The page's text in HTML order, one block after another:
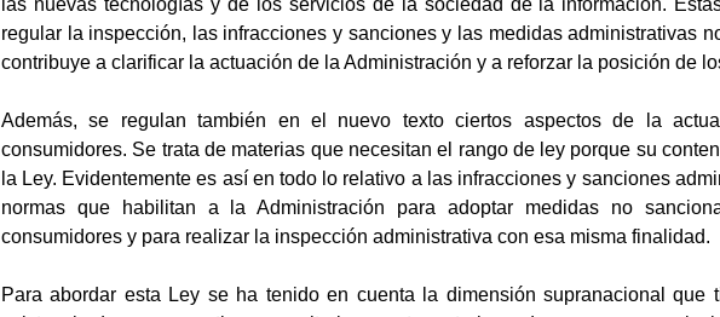
las nuevas tecnologías y de los servicios de la sociedad de la información.
regular la inspección, las infracciones y sanciones y las medidas administrativas
contribuye a clarificar la actuación de la Administración y a reforzar la posición de
Además, se regulan también en el nuevo texto ciertos aspectos de la
consumidores. Se trata de materias que necesitan el rango de ley porque su
la Ley. Evidentemente es así en todo lo relativo a las infracciones y sanciones
normas que habilitan a la Administración para adoptar medidas no
consumidores y para realizar la inspección administrativa con esa misma finalidad.
Para abordar esta Ley se ha tenido en cuenta la dimensión supranacional